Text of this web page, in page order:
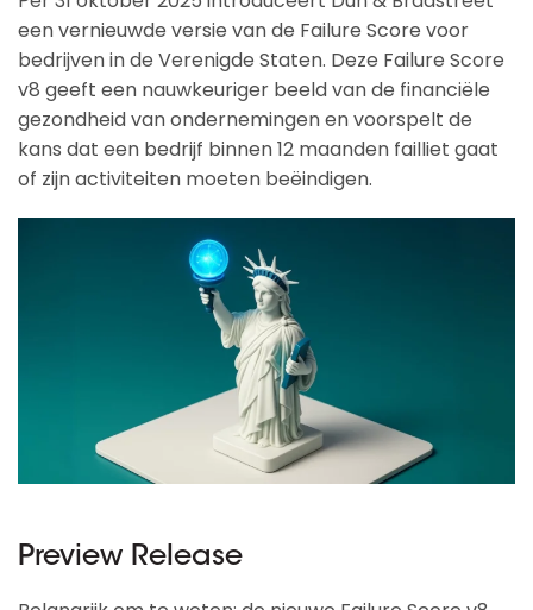
een vernieuwde versie van de Failure Score voor
bedrijven in de Verenigde Staten. Deze Failure Score
v8 geeft een nauwkeuriger beeld van de financiële
gezondheid van ondernemingen en voorspelt de
kans dat een bedrijf binnen 12 maanden failliet gaat
of zijn activiteiten moeten beëindigen.
Preview Release